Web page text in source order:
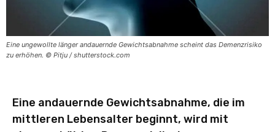
Eine ungewollte länger andauernde Gewichtsabnahme scheint das Demenzrisiko
zu erhöhen. © Pitju / shutterstock.com
Eine andauernde Gewichtsabnahme, die im
mittleren Lebensalter beginnt, wird mit